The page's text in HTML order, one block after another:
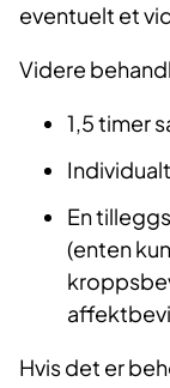
eventuelt et
Videre
1,5 timer
En
(enten
Hvis det er